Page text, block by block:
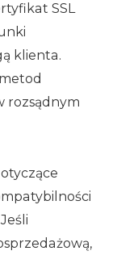
SSL
klienta.
rozsądnym